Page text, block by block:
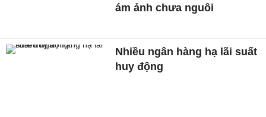
ám ảnh chưa nguôi
Nhiều ngân hàng hạ lãi suất
huy động